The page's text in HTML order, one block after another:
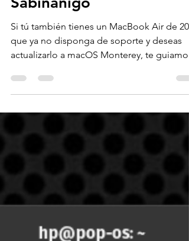
MacBook Air 11" de 2015
en nuestras clases
extraescolares de
Sabiñánigo
Si tú también tienes un MacBook Air de
que ya no disponga de soporte y deseas